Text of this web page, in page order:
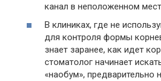
канал в неположенном
В клиниках, где не
для контроля формы
знает заранее, как идет
стоматолог начинает
«наобум», предварительно